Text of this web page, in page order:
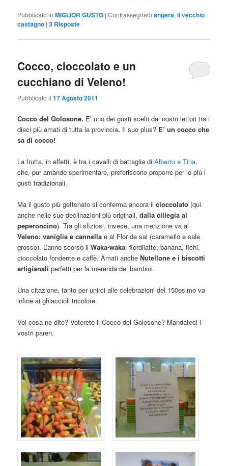
Pubblicato in MIGLIOR GUSTO |Contrassegnato angera,il vecchio
castagno |3 Risposte
Cocco, cioccolato e un
cucchiano di Veleno!
Pubblicato il17 Agosto 2011
Cocco del Golosone. E’ uno dei gusti scelti dai nostri lettori tra i
dieci più amati di tutta la provincia. Il suo plus? E’ un cocco che
sa di cocco!
La frutta, in effetti, è tra i cavalli di battaglia diAlberto e Tina,
che, pur amando sperimentare, preferiscono proporre per lo più i
gusti tradizionali.
Ma il gusto più gettonato si conferma ancora ilcioccolato (qui
anche nelle sue declinazioni più originali,dalla ciliegia al
peperoncino). Tra gli sfiziosi, invece, una menzione va al
Veleno: vaniglia e cannella e al Flor de sal (caramello e sale
grosso). L’anno scorso ilWaka-waka: fiordilatte, banana, fichi,
cioccolato fondente e caffè. Amati ancheNutellone e i biscotti
artigianali perfetti per la merenda dei bambini.
Una citazione, tanto per unirci alle celebrazioni del 150esimo va
infine ai ghiaccioli tricolore.
Voi cosa ne dite? Voterete il Cocco del Golosone? Mandateci i
vostri pareri.